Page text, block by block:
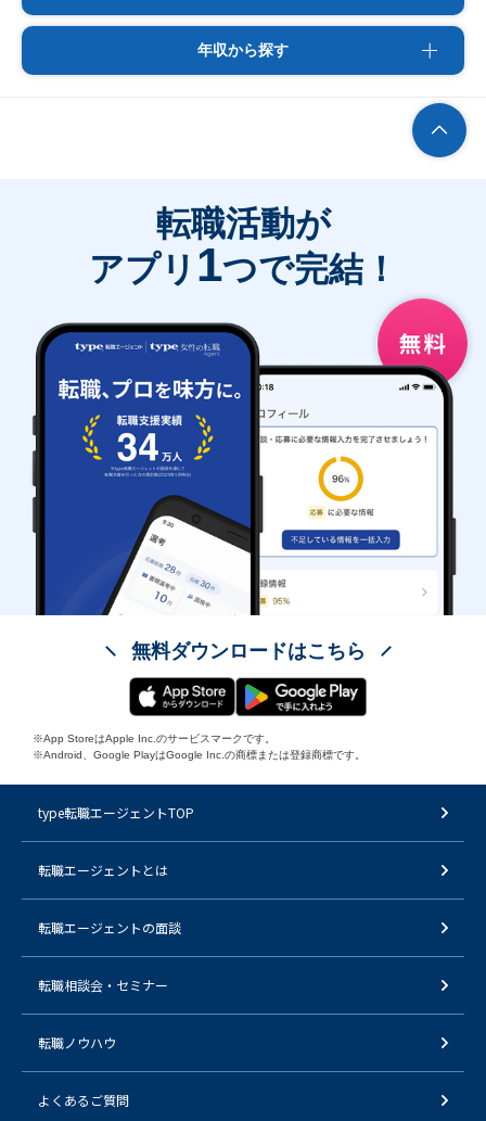
年収から探す
転職活動が
アプリ 1つで完結！
無料ダウンロードはこちら
※App StoreはApple Inc.のサービスマークです。
※Android、Google PlayはGoogle Inc.の商標または登録商標です。
type転職エージェントTOP
転職エージェントとは
転職エージェントの面談
転職相談会・セミナー
転職ノウハウ
よくあるご質問